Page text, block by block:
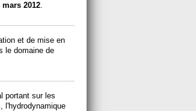
mars 2012.
et de mise en
le domaine de
portant sur les
l'hydrodynamique